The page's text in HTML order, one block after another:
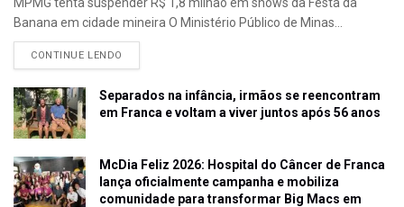
Banana em cidade mineira O Ministério Público de Minas...
CONTINUE LENDO
Separados na infância, irmãos se reencontram
em Franca e voltam a viver juntos após 56 anos
McDia Feliz 2026: Hospital do Câncer de Franca
lança oficialmente campanha e mobiliza
comunidade para transformar Big Macs em